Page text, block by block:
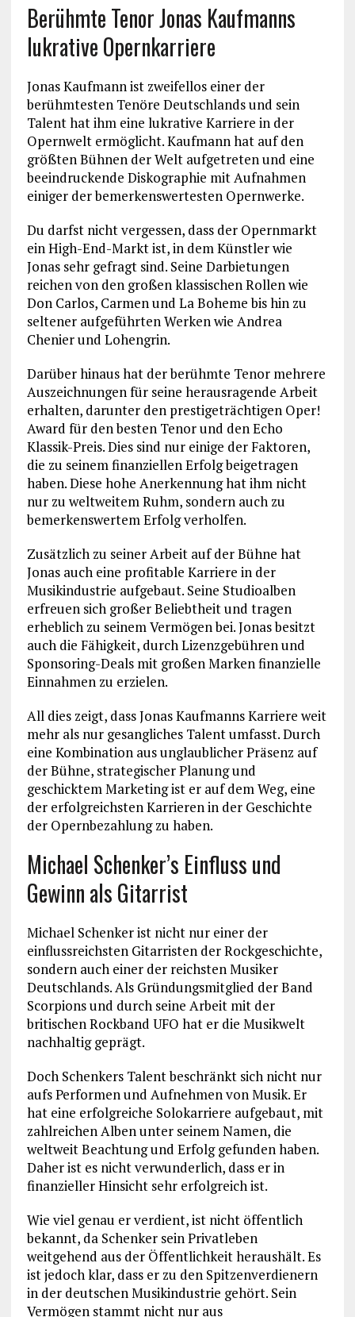
Berühmte Tenor Jonas Kaufmanns
lukrative Opernkarriere
Jonas Kaufmann ist zweifellos einer der
berühmtesten Tenöre Deutschlands und sein
Talent hat ihm eine lukrative Karriere in der
Opernwelt ermöglicht. Kaufmann hat auf den
größten Bühnen der Welt aufgetreten und eine
beeindruckende Diskographie mit Aufnahmen
einiger der bemerkenswertesten Opernwerke.
Du darfst nicht vergessen, dass der Opernmarkt
ein High-End-Markt ist, in dem Künstler wie
Jonas sehr gefragt sind. Seine Darbietungen
reichen von den großen klassischen Rollen wie
Don Carlos, Carmen und La Boheme bis hin zu
seltener aufgeführten Werken wie Andrea
Chenier und Lohengrin.
Darüber hinaus hat der berühmte Tenor mehrere
Auszeichnungen für seine herausragende Arbeit
erhalten, darunter den prestigeträchtigen Oper!
Award für den besten Tenor und den Echo
Klassik-Preis. Dies sind nur einige der Faktoren,
die zu seinem finanziellen Erfolg beigetragen
haben. Diese hohe Anerkennung hat ihm nicht
nur zu weltweitem Ruhm, sondern auch zu
bemerkenswertem Erfolg verholfen.
Zusätzlich zu seiner Arbeit auf der Bühne hat
Jonas auch eine profitable Karriere in der
Musikindustrie aufgebaut. Seine Studioalben
erfreuen sich großer Beliebtheit und tragen
erheblich zu seinem Vermögen bei. Jonas besitzt
auch die Fähigkeit, durch Lizenzgebühren und
Sponsoring-Deals mit großen Marken finanzielle
Einnahmen zu erzielen.
All dies zeigt, dass Jonas Kaufmanns Karriere weit
mehr als nur gesangliches Talent umfasst. Durch
eine Kombination aus unglaublicher Präsenz auf
der Bühne, strategischer Planung und
geschicktem Marketing ist er auf dem Weg, eine
der erfolgreichsten Karrieren in der Geschichte
der Opernbezahlung zu haben.
Michael Schenker’s Einfluss und
Gewinn als Gitarrist
Michael Schenker ist nicht nur einer der
einflussreichsten Gitarristen der Rockgeschichte,
sondern auch einer der reichsten Musiker
Deutschlands. Als Gründungsmitglied der Band
Scorpions und durch seine Arbeit mit der
britischen Rockband UFO hat er die Musikwelt
nachhaltig geprägt.
Doch Schenkers Talent beschränkt sich nicht nur
aufs Performen und Aufnehmen von Musik. Er
hat eine erfolgreiche Solokarriere aufgebaut, mit
zahlreichen Alben unter seinem Namen, die
weltweit Beachtung und Erfolg gefunden haben.
Daher ist es nicht verwunderlich, dass er in
finanzieller Hinsicht sehr erfolgreich ist.
Wie viel genau er verdient, ist nicht öffentlich
bekannt, da Schenker sein Privatleben
weitgehend aus der Öffentlichkeit heraushält. Es
ist jedoch klar, dass er zu den Spitzenverdienern
in der deutschen Musikindustrie gehört. Sein
Vermögen stammt nicht nur aus